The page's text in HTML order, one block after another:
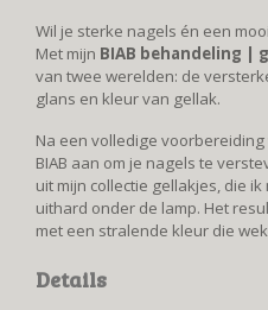
Wil je sterke nagels én een
Met mijn BIAB behandeling |
van twee werelden: de
glans en kleur van gellak.
Na een volledige
BIAB aan om je nagels te
uit mijn collectie gellakjes, die
uithard onder de lamp. Het
met een stralende kleur die
Details